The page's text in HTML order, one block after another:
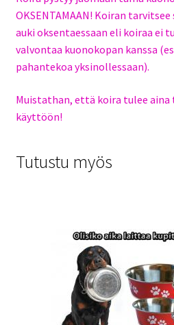
OKSENTAMAAN! Koiran
auki oksentaessaan eli koiraa ei
valvontaa kuonokopan kanssa
pahantekoa yksinollessaan).
Muistathan, että koira tulee
käyttöön!
Tutustu myös